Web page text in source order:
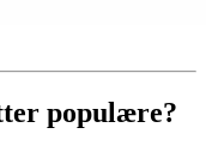
populære?